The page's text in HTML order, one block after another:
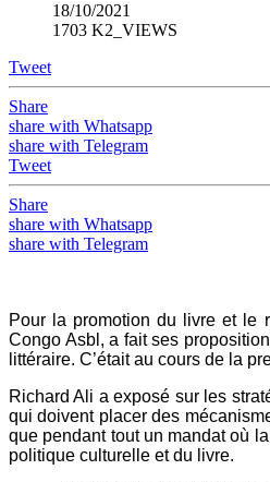
18/10/2021
1703 K2_VIEWS
Tweet
Share
share with Whatsapp
share with Telegram
Tweet
Share
share with Whatsapp
share with Telegram
Pour la promotion du livre et le
Congo Asbl, a fait ses
littéraire. C’était au cours de la
Richard Ali a exposé sur les
qui doivent placer des
que pendant tout un mandat où
politique culturelle et du livre.